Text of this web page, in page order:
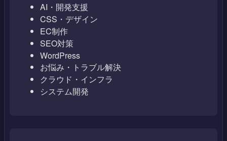
AI・開発支援
CSS・デザイン
EC制作
SEO対策
WordPress
お悩み・トラブル解決
クラウド・インフラ
システム開発